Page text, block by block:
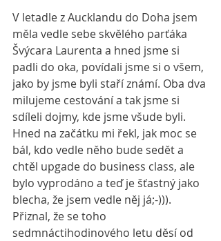
V letadle z Aucklandu do Doha jsem
měla vedle sebe skvělého parťáka
Švýcara Laurenta a hned jsme si
padli do oka, povídali jsme si o všem,
jako by jsme byli staří známí. Oba dva
milujeme cestování a tak jsme si
sdíleli dojmy, kde jsme všude byli.
Hned na začátku mi řekl, jak moc se
bál, kdo vedle něho bude sedět a
chtěl upgade do business class, ale
bylo vyprodáno a teď je šťastný jako
blecha, že jsem vedle něj já;-))).
Přiznal, že se toho
sedmnáctihodinového letu děsí od